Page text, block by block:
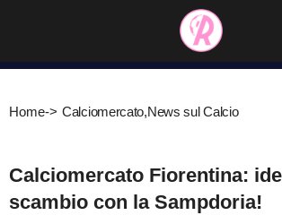
contenuto
Home-> Calciomercato,News sul Calcio
Calciomercato Fiorentina:
scambio con la Sampdoria!